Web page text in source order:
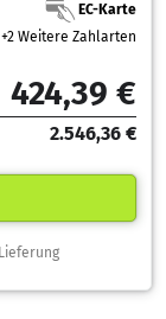
EC-Karte
+2 Weitere Zahlarten
424,39 €
2.546,36 €